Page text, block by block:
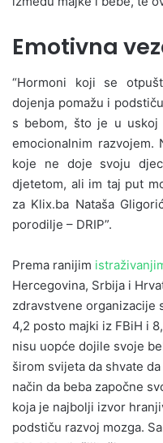
Emotivna
“Hormoni koji se
dojenja pomažu i
s bebom, što je u
emocionalnim razvojem.
koje ne doje svoju
djetetom, ali im taj put
za Klix.ba Nataša
porodilje – DRIP”.
Prema ranijim
Hercegovina, Srbija i
zdravstvene organizacije
4,2 posto majki iz FBiH i
nisu uopće dojile svoje
širom svijeta da shvate
način da beba započne
koja je najbolji izvor
podstiču razvoj mozga.